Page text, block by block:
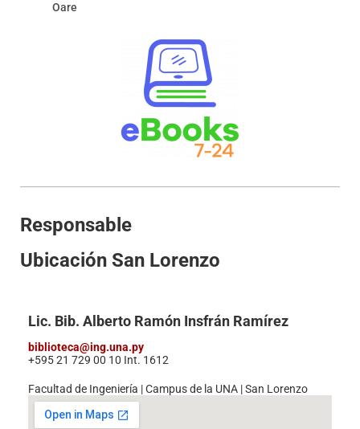
Oare
Responsable
Ubicación San Lorenzo
Lic. Bib. Alberto Ramón Insfrán Ramírez
biblioteca@ing.una.py
+595 21 729 00 10 Int. 1612
Facultad de Ingeniería | Campus de la UNA | San Lorenzo